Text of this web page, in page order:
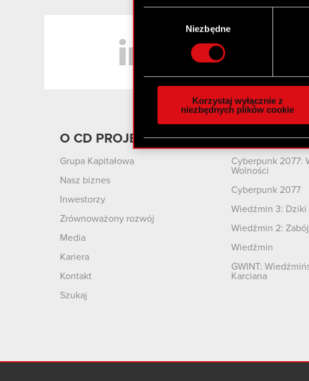
Identyfikować Twoje
Dowiedz się więcej odnośnie tego,
szczegółów . W Deklaracji plików
Wykorzystujemy pliki cookie do
społecznościowym, reklamowym
otrzymanymi od Ciebie lub
zgadasz się na używanie plików
Niezbędne
Korzystaj wyłącznie z
niezbędnych plików cookie
O CD PROJEKT
Grupa Kapitałowa
Nasz biznes
Inwestorzy
Zrównoważony rozwój
Media
Kariera
Kontakt
Szukaj
Produkty
Cyberpunk 2077:
Wolności
Cyberpunk 2077
Wiedźmin 3: Dziki
Wiedźmin 2:
Wiedźmin
GWINT:
Karciana